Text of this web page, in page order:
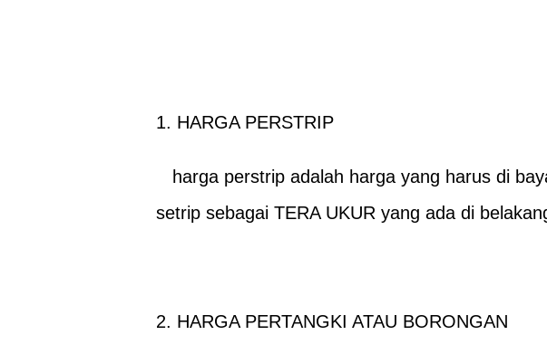
1. HARGA PERSTRIP
harga perstrip adalah harga yang harus di
setrip sebagai TERA UKUR yang ada di
2. HARGA PERTANGKI ATAU BORONGAN